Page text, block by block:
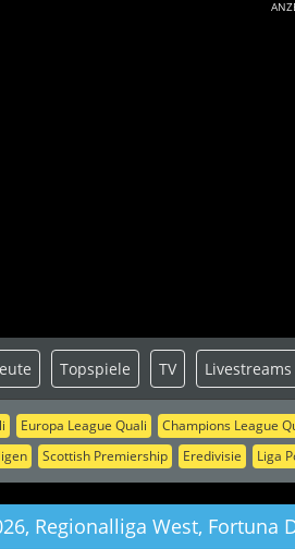
Europa League Quali Champions League
Scottish Premiership Eredivisie Liga
Topspiele TV Livestreams
Regionalliga West, Fortuna